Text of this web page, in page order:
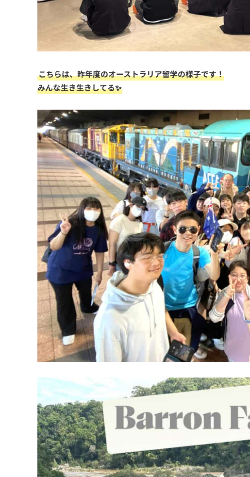
こちらは、昨年度のオーストラリア留学の様子です！
みんな生き生きしてる✨